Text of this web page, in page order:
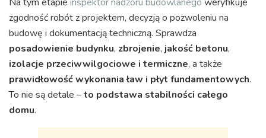
zgodność robót z projektem, decyzją o pozwoleniu na
budowę i dokumentacją techniczną. Sprawdza
posadowienie budynku, zbrojenie, jakość betonu,
izolacje przeciwwilgociowe i termiczne, a także
prawidłowość wykonania ław i płyt fundamentowych.
To nie są detale –to podstawa stabilności całego
domu.